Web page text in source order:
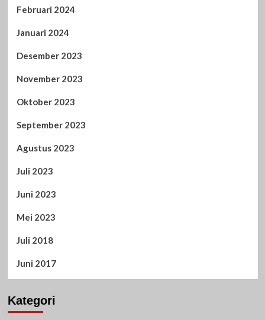
Februari 2024
Januari 2024
Desember 2023
November 2023
Oktober 2023
September 2023
Agustus 2023
Juli 2023
Juni 2023
Mei 2023
Juli 2018
Juni 2017
Kategori